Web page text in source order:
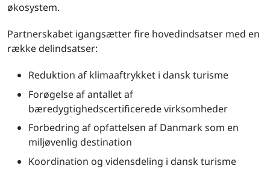
økosystem.
Partnerskabet igangsætter fire hovedindsatser med en
række delindsatser:
Reduktion af klimaaftrykket i dansk turisme
Forøgelse af antallet af
bæredygtighedscertificerede virksomheder
Forbedring af opfattelsen af Danmark som en
miljøvenlig destination
Koordination og vidensdeling i dansk turisme